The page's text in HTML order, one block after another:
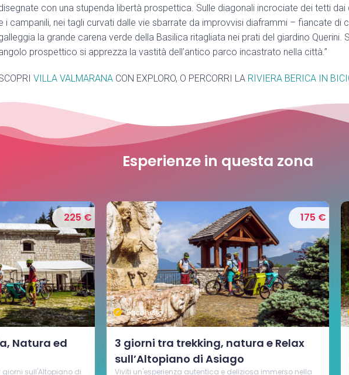
con una stupenda libertà prospettica. Sulle diagonali incrociate dei tetti
i campanili, nei tagli curvati dalle vie sbarrate da improvvisi diaframmi – fiancate di
la grande carena verde della Basilica ritagliata nei prati del giardino Querini.
prospettico si apprezza la vastità dell’antico parco incastrato nella città.”
VILLA VALMARANA CON EXPLORO, O PERCORRI LA RIVIERA BERICA IN
Esperienze in questa zona
175 €
e Relax
immerso nella
190 €
Pacchetto
Tre giorni ad Asiago tra bici, malghe e
natura
Scopri l'Altopiano di Asiago in bike hotel con tour in